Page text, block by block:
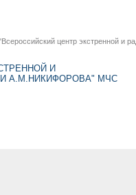
центр экстренной и
И
А.М.НИКИФОРОВА" МЧС